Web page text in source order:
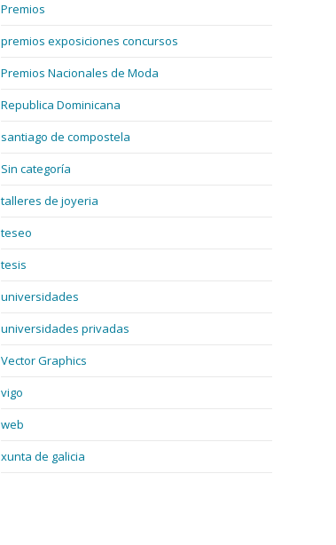
Premios
premios exposiciones concursos
Premios Nacionales de Moda
Republica Dominicana
santiago de compostela
Sin categoría
talleres de joyeria
teseo
tesis
universidades
universidades privadas
Vector Graphics
vigo
web
xunta de galicia